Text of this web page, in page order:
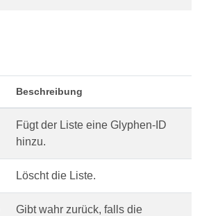
Beschreibung
Fügt der Liste eine Glyphen-ID
hinzu.
Löscht die Liste.
Gibt wahr zurück, falls die